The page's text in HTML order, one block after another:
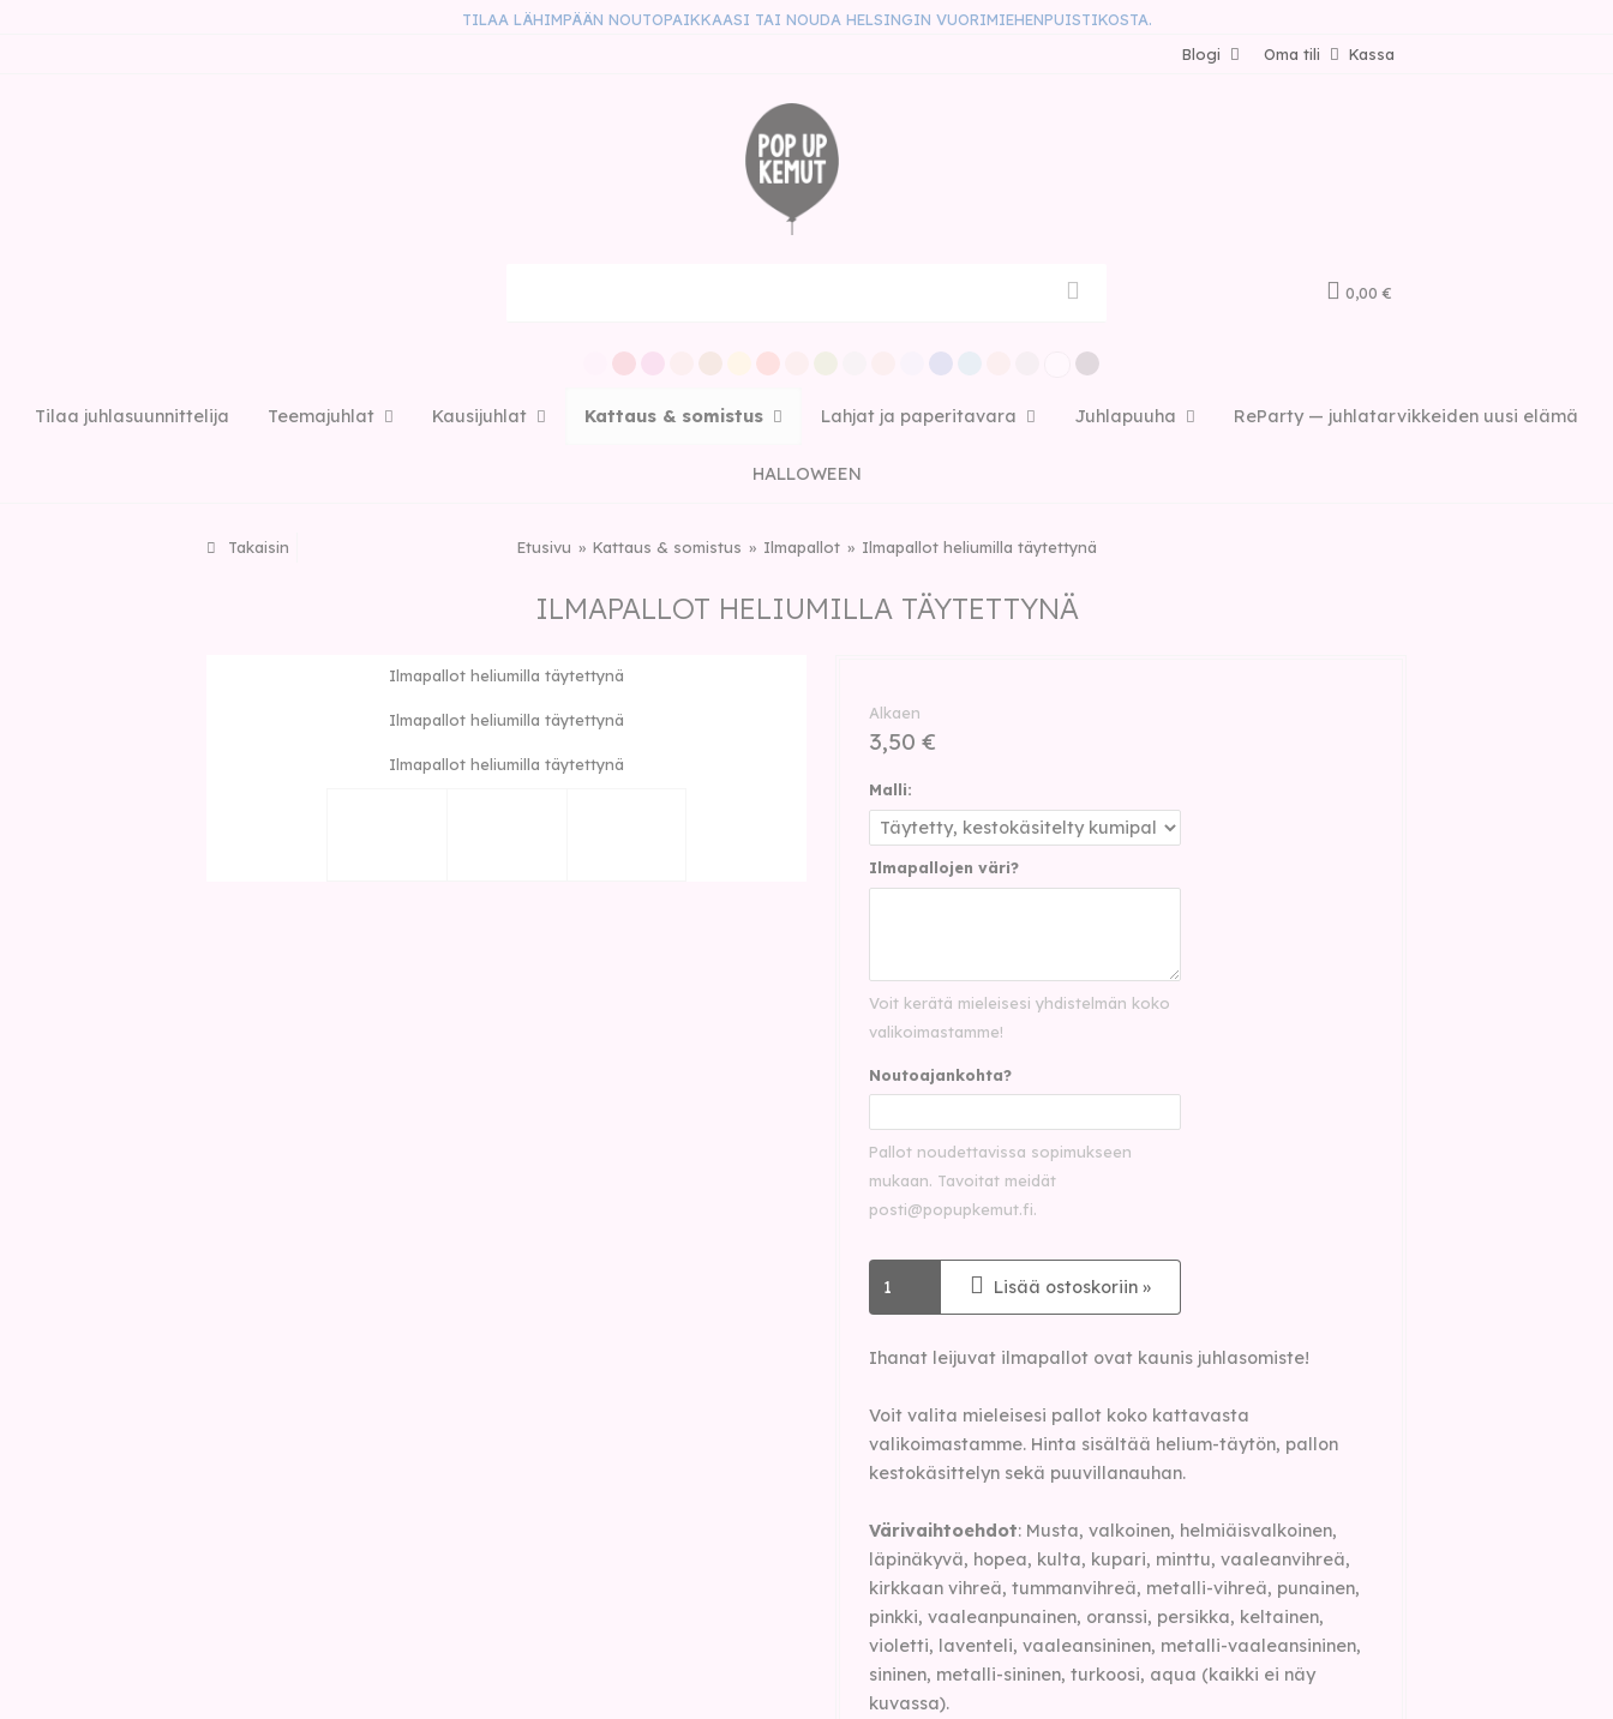
TILAA LÄHIMPÄÄN NOUTOPAIKKAASI TAI NOUDA HELSINGIN VUORIMIEHENPUISTIKOSTA.
Kassa
Oma tili
Blogi
0,00 €
Tilaa juhlasuunnittelija Teemajuhlat Kausijuhlat Kattaus & somistus Lahjat ja paperitavara Juhlapuuha ReParty — juhlatarvikkeiden uusi elämä
HALLOWEEN
Takaisin Etusivu Kattaus & somistus Ilmapallot Ilmapallot heliumilla täytettynä
ILMAPALLOT HELIUMILLA TÄYTETTYNÄ
Ilmapallot heliumilla täytettynä
Ilmapallot heliumilla täytettynä
Ilmapallot heliumilla täytettynä
Alkaen
3,50 €
Malli:
Ilmapallojen väri?
Voit kerätä mieleisesi yhdistelmän koko
valikoimastamme!
Noutoajankohta?
Pallot noudettavissa sopimukseen
mukaan. Tavoitat meidät
posti@popupkemut.fi.
Lisää ostoskoriin »
Ihanat leijuvat ilmapallot ovat kaunis juhlasomiste!
Voit valita mieleisesi pallot koko kattavasta
valikoimastamme. Hinta sisältää helium-täytön, pallon
kestokäsittelyn sekä puuvillanauhan.
Värivaihtoehdot: Musta, valkoinen, helmiäisvalkoinen,
läpinäkyvä, hopea, kulta, kupari, minttu, vaaleanvihreä,
kirkkaan vihreä, tummanvihreä, metalli-vihreä, punainen,
pinkki, vaaleanpunainen, oranssi, persikka, keltainen,
violetti, laventeli, vaaleansininen, metalli-vaaleansininen,
sininen, metalli-sininen, turkoosi, aqua (kaikki ei näy
kuvassa).